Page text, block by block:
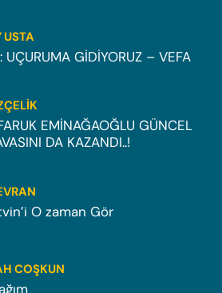
USTA
UÇURUMA GİDİYORUZ – VEFA
EMİNAĞAOĞLU GÜNCEL
DA KAZANDI..!
O zaman Gör
COŞKUN